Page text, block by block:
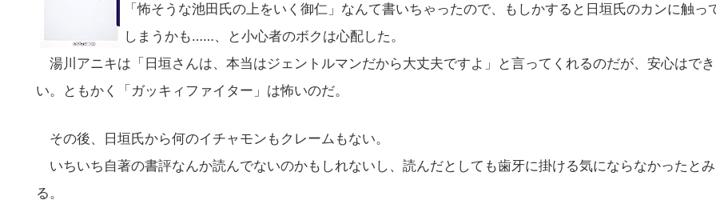
「怖そうな池田氏の上をいく御仁」なんて書いちゃったので、もしかすると日垣氏のカンに触っ
しまうかも……、と小心者のボクは心配した。
湯川アニキは「日垣さんは、本当はジェントルマンだから大丈夫ですよ」と言ってくれるのだが、安心はで
い。ともかく「ガッキィファイター」は怖いのだ。
その後、日垣氏から何のイチャモンもクレームもない。
いちいち自著の書評なんか読んでないのかもしれないし、読んだとしても歯牙に掛ける気にならなかったとみ
る。